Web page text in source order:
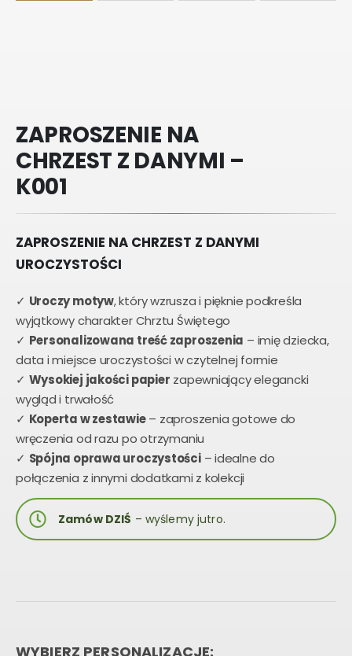
ZAPROSZENIE NA
CHRZEST Z DANYMI –
K001
ZAPROSZENIE NA CHRZEST Z DANYMI
UROCZYSTOŚCI
✓ Uroczy motyw, który wzrusza i pięknie podkreśla
wyjątkowy charakter Chrztu Świętego
✓ Personalizowana treść zaproszenia – imię dziecka,
data i miejsce uroczystości w czytelnej formie
✓ Wysokiej jakości papier zapewniający elegancki
wygląd i trwałość
✓ Koperta w zestawie– zaproszenia gotowe do
wręczenia od razu po otrzymaniu
✓ Spójna oprawa uroczystości– idealne do
połączenia z innymi dodatkami z kolekcji
Zamów DZIŚ – wyślemy jutro.
WYBIERZ PERSONALIZACJE: